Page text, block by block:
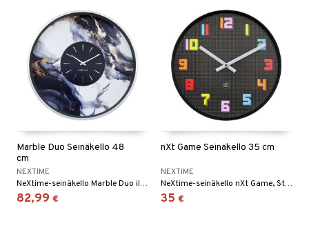
Marble Duo Seinäkello 48
cm
NEXTIME
NeXtime-seinäkello Marble Duo ilmentää ylellisyyttä. Luonnollisen elegantti marmorikuviointi on vastakohtana kimalteleville kultaisille indekseille ja luo harmonisen vaikutelman, joka sopii sekä moderneihin että klassisiin sisustuksiin.
82,99 €
nXt Game Seinäkello 35 cm
NEXTIME
NeXtime-seinäkello nXt Game, Studio So Lon suunnittelema, on leikkisä kunnianosoitus klassisten pelien ja 8-bittisen grafiikan retroviehätykselle. Kestävästä ABS-materiaalista valmistetun kellon pikseli-inspiroitu muotoilu huokuu nostalgiaa.
35 €